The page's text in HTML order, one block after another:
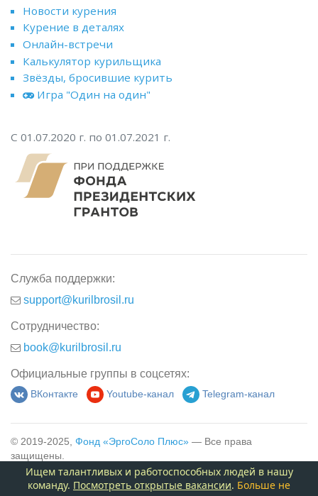
Новости курения
Курение в деталях
Онлайн-встречи
Калькулятор курильщика
Звёзды, бросившие курить
Игра "Один на один"
С 01.07.2020 г. по 01.07.2021 г.
Служба поддержки:
support@kurilbrosil.ru
Сотрудничество:
book@kurilbrosil.ru
Официальные группы в соцсетях:
ВКонтакте Youtube-канал Telegram-канал
© 2019-2025, Фонд «ЭргоСоло Плюс» — Все права
защищены.
Ищем талантливых и работоспособных людей в нашу
команду. Посмотреть открытые вакансии. Больше не